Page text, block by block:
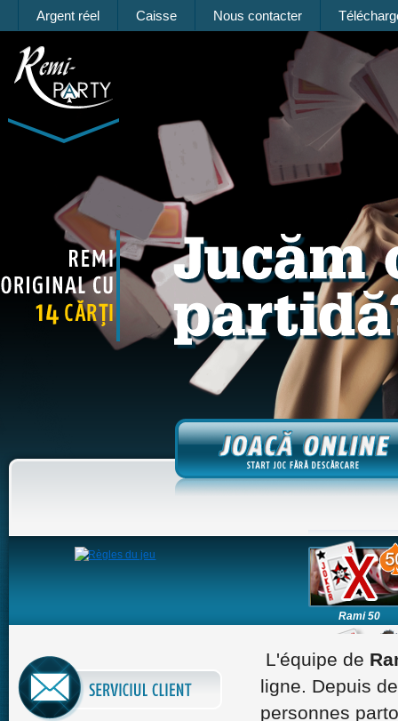
Argent réel Caisse Nous contacter
Rami 50
Manie de Joker
L'équipe de
ligne. Depuis
personnes